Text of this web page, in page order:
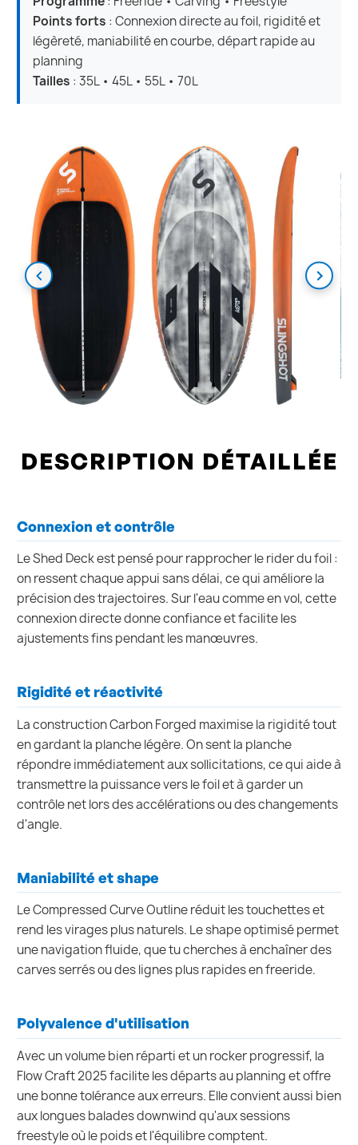
Points forts : Connexion directe au foil, rigidité et
légèreté, maniabilité en courbe, départ rapide au
planning
Tailles : 35L • 45L • 55L • 70L
DESCRIPTION DÉTAILLÉE
Connexion et contrôle
Le Shed Deck est pensé pour rapprocher le rider du foil :
on ressent chaque appui sans délai, ce qui améliore la
précision des trajectoires. Sur l'eau comme en vol, cette
connexion directe donne confiance et facilite les
ajustements fins pendant les manœuvres.
Rigidité et réactivité
La construction Carbon Forged maximise la rigidité tout
en gardant la planche légère. On sent la planche
répondre immédiatement aux sollicitations, ce qui aide à
transmettre la puissance vers le foil et à garder un
contrôle net lors des accélérations ou des changements
d'angle.
Maniabilité et shape
Le Compressed Curve Outline réduit les touchettes et
rend les virages plus naturels. Le shape optimisé permet
une navigation fluide, que tu cherches à enchaîner des
carves serrés ou des lignes plus rapides en freeride.
Polyvalence d'utilisation
Avec un volume bien réparti et un rocker progressif, la
Flow Craft 2025 facilite les départs au planning et offre
une bonne tolérance aux erreurs. Elle convient aussi bien
aux longues balades downwind qu'aux sessions
freestyle où le poids et l'équilibre comptent.